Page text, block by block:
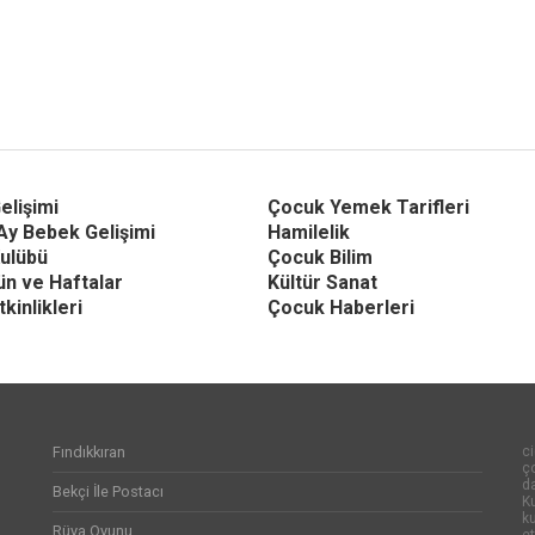
Çocuk Yemek Tarifleri
Bebek Gelişimi Hamilelik
Çocuk Bilim
ve Haftalar Kültür Sanat
Çocuk Haberleri
Fındıkkıran
Bekçi İle Postacı
Rüya Oyunu